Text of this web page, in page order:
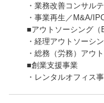
・業務改善コンサル
・事業再生／M&A/
■アウトソーシング（
・経理アウトソーシ
・総務（労務）アウ
■創業支援事業
・レンタルオフィス